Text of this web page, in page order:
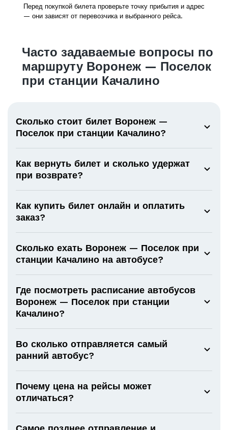
Перед покупкой билета проверьте точку прибытия и адрес
— они зависят от перевозчика и выбранного рейса.
Часто задаваемые вопросы по
маршруту Воронеж — Поселок
при станции Качалино
Сколько стоит билет Воронеж —
Поселок при станции Качалино?
Как вернуть билет и сколько удержат
при возврате?
Как купить билет онлайн и оплатить
заказ?
Сколько ехать Воронеж — Поселок при
станции Качалино на автобусе?
Где посмотреть расписание автобусов
Воронеж — Поселок при станции
Качалино?
Во сколько отправляется самый
ранний автобус?
Почему цена на рейсы может
отличаться?